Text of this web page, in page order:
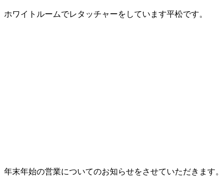
ホワイトルームでレタッチャーをしています平松です。
年末年始の営業についてのお知らせをさせていただきます。